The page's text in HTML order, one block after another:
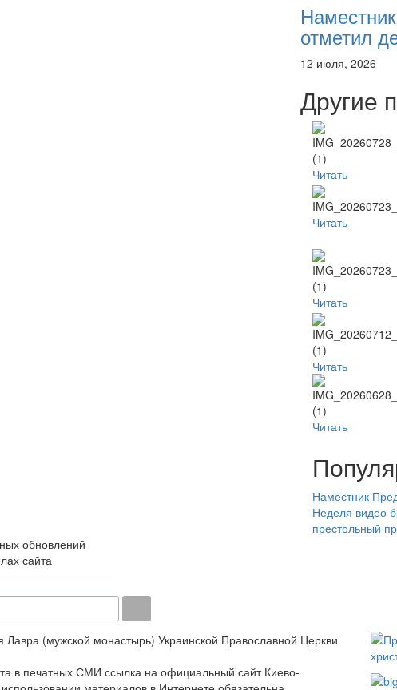
отметил
12 июля, 2026
Другие
Читать
Читать
Читать
Читать
Читать
Наместник
Неделя видео
престольный
обновлений
сайта
Лавра (мужской монастырь) Украинской Православной Церкви
в печатных СМИ ссылка на официальный сайт Киево-